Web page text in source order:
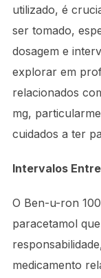
utilizado, é
ser tomado,
dosagem e
explorar em
relacionados
mg,
cuidados a ter
Intervalos
O Ben-u-ron
paracetamol
medicamento